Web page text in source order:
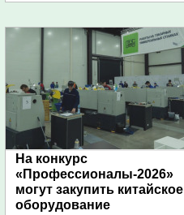
На конкурс
«Профессионалы-2026»
могут закупить китайское
оборудование